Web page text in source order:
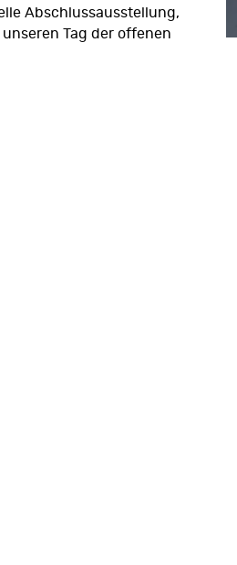
Abschlussausstellung,
Tag der offenen